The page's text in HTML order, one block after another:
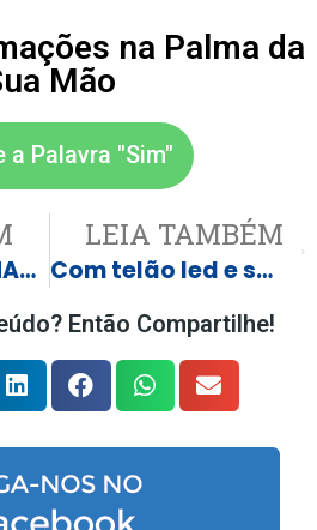
na Palma da
Mão
a Palavra "Sim"
#VAITERCOPANAPRACA
LEIA TAMBÉM
Com telão led e show de Marco Túlio & Luciano, Castilho convida população para torcer pelo Brasil na Praça da Matriz
Então Compartilhe!